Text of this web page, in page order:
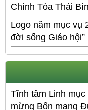
Chính Tòa Thái
Logo năm mục vụ
đời sống Giáo hội”
Tĩnh tâm Linh
mừng Bổn mạng